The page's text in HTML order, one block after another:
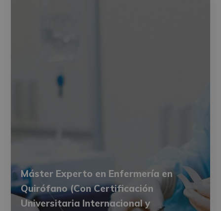
Máster Experto en Enfermería en
Quirófano (Con Certificación
Universitaria Internacional y